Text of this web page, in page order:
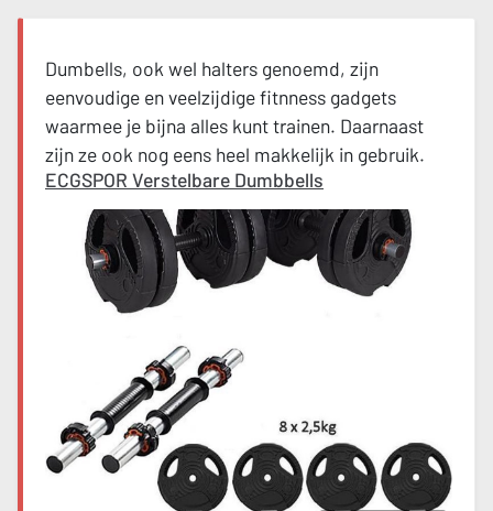
Dumbells, ook wel halters genoemd, zijn
eenvoudige en veelzijdige fitnness gadgets
waarmee je bijna alles kunt trainen. Daarnaast
zijn ze ook nog eens heel makkelijk in gebruik.
ECGSPOR Verstelbare Dumbbells